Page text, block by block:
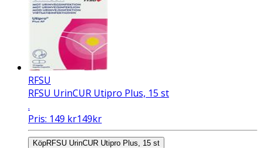
RFSU
RFSU UrinCUR Utipro Plus, 15 st
.
Pris: 149 kr149kr
KöpRFSU UrinCUR Utipro Plus, 15 st